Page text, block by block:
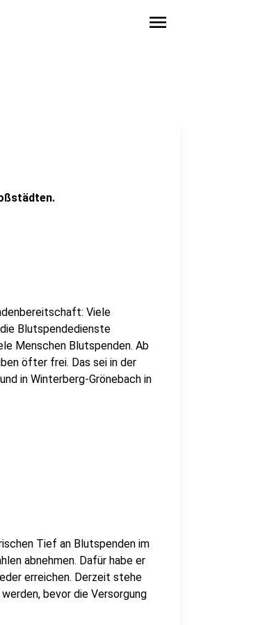
menu
Viele
Blutspendedienste
Menschen Blutspenden. Ab
öfter frei. Das sei in der
in Winterberg-Grönebach in
Tief an Blutspenden im
abnehmen. Dafür habe er
erreichen. Derzeit stehe
bevor die Versorgung